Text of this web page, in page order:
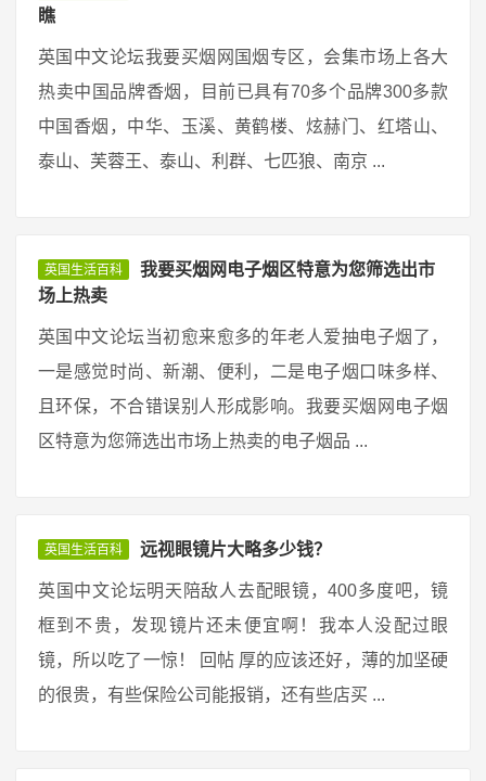
瞧
英国中文论坛我要买烟网国烟专区，会集市场上各大
热卖中国品牌香烟，目前已具有70多个品牌300多款
中国香烟，中华、玉溪、黄鹤楼、炫赫门、红塔山、
泰山、芙蓉王、泰山、利群、七匹狼、南京 ...
英国生活百科
我要买烟网电子烟区特意为您筛选出市
场上热卖
英国中文论坛当初愈来愈多的年老人爱抽电子烟了，
一是感觉时尚、新潮、便利，二是电子烟口味多样、
且环保，不合错误别人形成影响。我要买烟网电子烟
区特意为您筛选出市场上热卖的电子烟品 ...
英国生活百科 远视眼镜片大略多少钱？
英国中文论坛明天陪敌人去配眼镜，400多度吧，镜
框到不贵，发现镜片还未便宜啊！我本人没配过眼
镜，所以吃了一惊！ 回帖 厚的应该还好，薄的加坚硬
的很贵，有些保险公司能报销，还有些店买 ...